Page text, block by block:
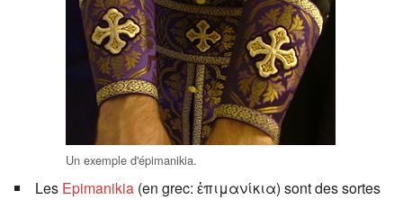
Un exemple d'épimanikia.
Les Epimanikia (en grec: ἐπιμανίκια) sont des sortes